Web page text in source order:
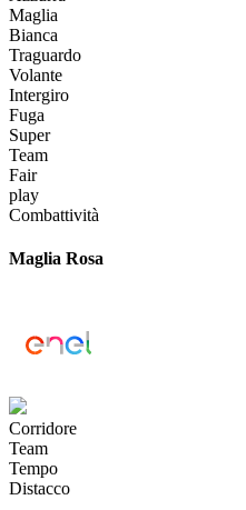
Maglia
Bianca
Traguardo
Volante
Intergiro
Fuga
Super
Team
Fair
play
Combattività
Maglia Rosa
Corridore
Team
Tempo
Distacco